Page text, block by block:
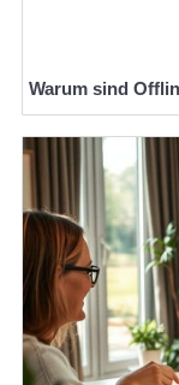
Warum sind